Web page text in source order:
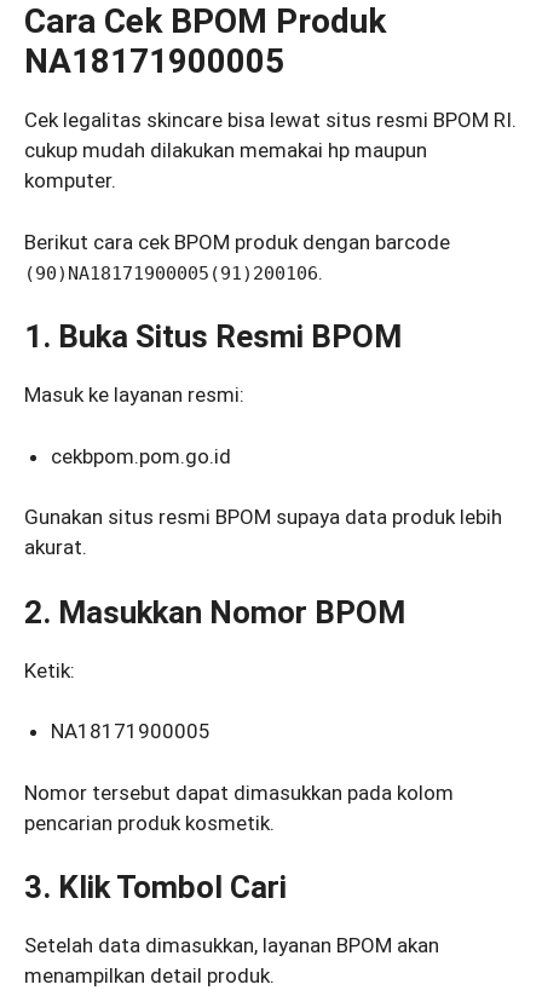
Cara Cek BPOM Produk
NA18171900005
Cek legalitas skincare bisa lewat situs resmi BPOM RI.
cukup mudah dilakukan memakai hp maupun
komputer.
Berikut cara cek BPOM produk dengan barcode
(90)NA18171900005(91)200106.
1. Buka Situs Resmi BPOM
Masuk ke layanan resmi:
cekbpom.pom.go.id
Gunakan situs resmi BPOM supaya data produk lebih
akurat.
2. Masukkan Nomor BPOM
Ketik:
NA18171900005
Nomor tersebut dapat dimasukkan pada kolom
pencarian produk kosmetik.
3. Klik Tombol Cari
Setelah data dimasukkan, layanan BPOM akan
menampilkan detail produk.